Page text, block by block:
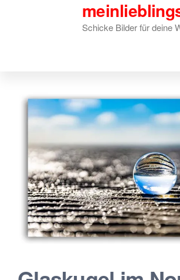
Schicke Bilder für deine